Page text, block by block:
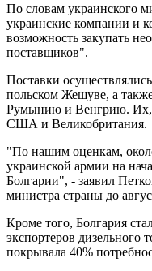
По словам украинского
украинские компании и
возможность закупать
поставщиков".
Поставки
польском Жешуве, а
Румынию и Венгрию. Их,
США и Великобритания.
"По нашим оценкам,
украинской армии на
Болгарии", - заявил
министра страны до
Кроме того, Болгария
экспортеров дизельного
покрывала 40%